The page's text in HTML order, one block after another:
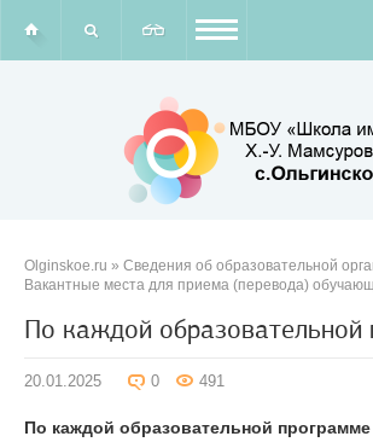
Olginskoe.ru » Сведения об образовательной
Вакантные места для приема (перевода)
По каждой образовательной
20.01.2025 0 491
По каждой образовательной программе